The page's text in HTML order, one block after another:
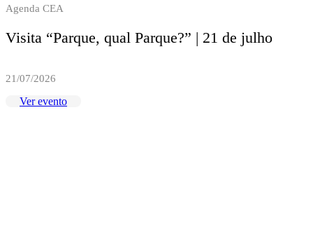
Agenda CEA
Visita “Parque, qual Parque?” | 21 de julho
21/07/2026
Ver evento